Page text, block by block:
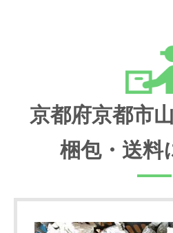
京都府京都市
梱包・送料